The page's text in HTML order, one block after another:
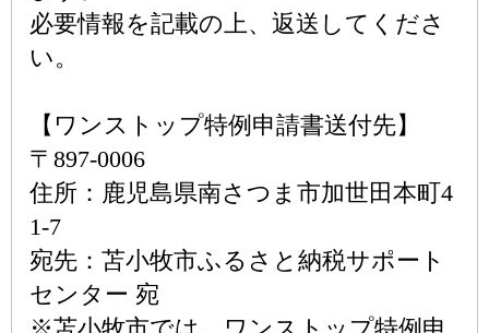
必要情報を記載の上、返送してくださ
い。
【ワンストップ特例申請書送付先】
〒897-0006
住所：鹿児島県南さつま市加世田本町4
1-7
宛先：苫小牧市ふるさと納税サポート
センター 宛